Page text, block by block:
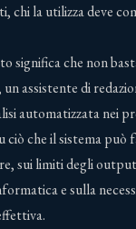
chi la utilizza deve
significa che non
un assistente di
automatizzata nei
ciò che il sistema può
sui limiti degli
e sulla